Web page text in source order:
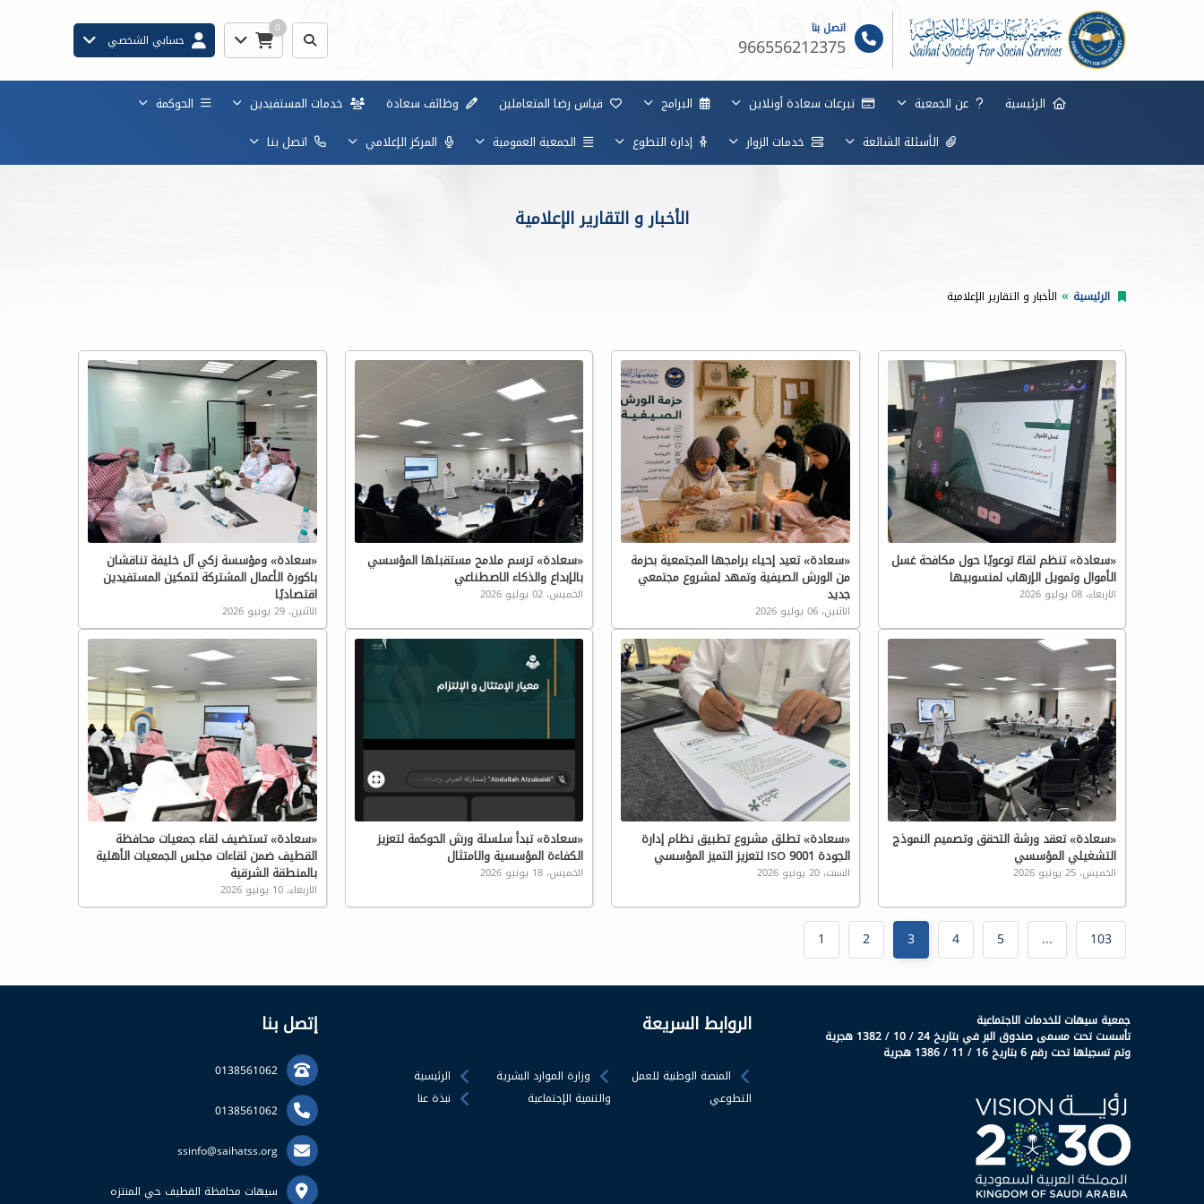
اتصل بنا
966556212375
0
حسابي الشخصي
الرئيسية عن الجمعية تبرعات سعادة أونلاين البرامج قياس رضا المتعاملين وظائف سعادة خدمات المستفيدين
الحوكمة
الأسئلة الشائعة
خدمات الزوار إدارة التطوع الجمعية العمومية المركز الإعلامي اتصل بنا
الأخبار و التقارير الإعلامية
الرئيسية الأخبار و التقارير الإعلامية
«سعادة» تنظم لقاءً توعويًا حول مكافحة غسل
الأموال وتمويل الإرهاب لمنسوبيها
الاربعاء، 08 يوليو 2026
«سعادة» تعيد إحياء برامجها المجتمعية بحزمة
من الورش الصيفية وتمهد لمشروع مجتمعي
جديد
الاثنين، 06 يوليو 2026
«سعادة» ترسم ملامح مستقبلها المؤسسي
بالإبداع والذكاء الاصطناعي
الخميس، 02 يوليو 2026
«سعادة» ومؤسسة زكي آل خليفة تناقشان
باكورة الأعمال المشتركة لتمكين المستفيدين
اقتصاديًا
الاثنين، 29 يونيو 2026
«سعادة» تعقد ورشة التحقق وتصميم النموذج
التشغيلي المؤسسي
الخميس، 25 يونيو 2026
«سعادة» تطلق مشروع تطبيق نظام إدارة
الجودة ISO 9001 لتعزيز التميز المؤسسي
السبت، 20 يونيو 2026
«سعادة» تبدأ سلسلة ورش الحوكمة لتعزيز
الكفاءة المؤسسية والامتثال
الخميس، 18 يونيو 2026
«سعادة» تستضيف لقاء جمعيات محافظة
القطيف ضمن لقاءات مجلس الجمعيات الأهلية
بالمنطقة الشرقية
الاربعاء، 10 يونيو 2026
1 2 3 4 5 ... 103
جمعية سيهات للخدمات الاجتماعية
تأسست تحت مسمى صندوق البر في بتاريخ 24 / 10 / 1382 هجرية
وتم تسجيلها تحت رقم 6 بتاريخ 16 / 11 / 1386 هجرية
الروابط السريعة
المنصة الوطنية للعمل
التطوعي
وزارة الموارد البشرية
والتنمية الإجتماعية
الرئيسية
نبذة عنا
إتصل بنا
0138561062
0138561062
ssinfo@saihatss.org
سيهات محافظة القطيف حي المنتزه